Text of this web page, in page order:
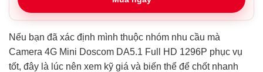
Nếu bạn đã xác định mình thuộc nhóm nhu cầu mà
Camera 4G Mini Doscom DA5.1 Full HD 1296P phục vụ
tốt, đây là lúc nên xem kỹ giá và biến thể để chốt nhanh